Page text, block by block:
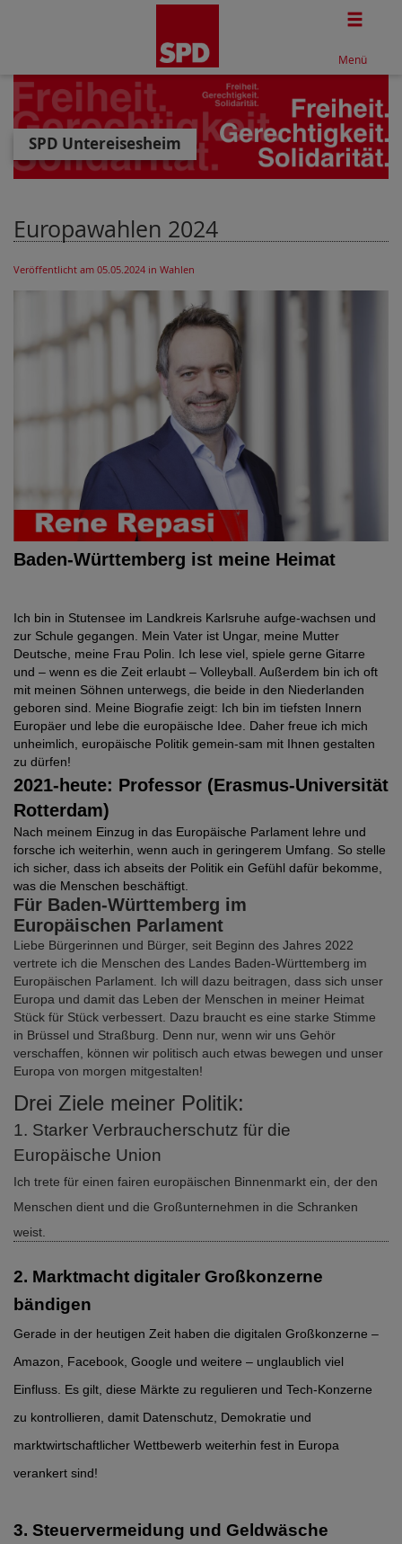
Menü
SPD Untereisesheim
Europawahlen 2024
Veröffentlicht am 05.05.2024 in Wahlen
Baden-Württemberg ist meine Heimat
Ich bin in Stutensee im Landkreis Karlsruhe aufge-wachsen und
zur Schule gegangen. Mein Vater ist Ungar, meine Mutter
Deutsche, meine Frau Polin. Ich lese viel, spiele gerne Gitarre
und – wenn es die Zeit erlaubt – Volleyball. Außerdem bin ich oft
mit meinen Söhnen unterwegs, die beide in den Niederlanden
geboren sind. Meine Biografie zeigt: Ich bin im tiefsten Innern
Europäer und lebe die europäische Idee. Daher freue ich mich
unheimlich, europäische Politik gemein-sam mit Ihnen gestalten
zu dürfen!
2021-heute: Professor (Erasmus-Universität
Rotterdam)
Nach meinem Einzug in das Europäische Parlament lehre und
forsche ich weiterhin, wenn auch in geringerem Umfang. So stelle
ich sicher, dass ich abseits der Politik ein Gefühl dafür bekomme,
was die Menschen beschäftigt.
Für Baden-Württemberg im
Europäischen Parlament
Liebe Bürgerinnen und Bürger, seit Beginn des Jahres 2022
vertrete ich die Menschen des Landes Baden-Württemberg im
Europäischen Parlament. Ich will dazu beitragen, dass sich unser
Europa und damit das Leben der Menschen in meiner Heimat
Stück für Stück verbessert. Dazu braucht es eine starke Stimme
in Brüssel und Straßburg. Denn nur, wenn wir uns Gehör
verschaffen, können wir politisch auch etwas bewegen und unser
Europa von morgen mitgestalten!
Drei Ziele meiner Politik:
1. Starker Verbraucherschutz für die
Europäische Union
Ich trete für einen fairen europäischen Binnenmarkt ein, der den
Menschen dient und die Großunternehmen in die Schranken
weist.
2. Marktmacht digitaler Großkonzerne
bändigen
Gerade in der heutigen Zeit haben die digitalen Großkonzerne –
Amazon, Facebook, Google und weitere – unglaublich viel
Einfluss. Es gilt, diese Märkte zu regulieren und Tech-Konzerne
zu kontrollieren, damit Datenschutz, Demokratie und
marktwirtschaftlicher Wettbewerb weiterhin fest in Europa
verankert sind!
3. Steuervermeidung und Geldwäsche